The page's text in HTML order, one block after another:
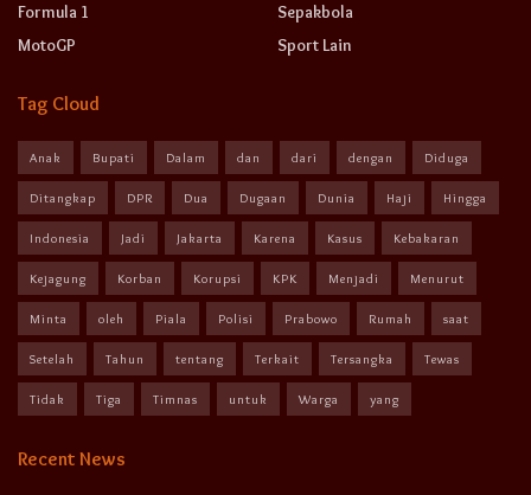
Formula 1
MotoGP
Sepakbola
Sport Lain
Tag Cloud
Anak Bupati Dalam dan dari dengan Diduga
Ditangkap DPR Dua Dugaan Dunia Haji Hingga
Indonesia Jadi Jakarta Karena Kasus Kebakaran
Kejagung Korban Korupsi KPK Menjadi Menurut
Minta oleh Piala Polisi Prabowo Rumah saat
Setelah Tahun tentang Terkait Tersangka Tewas
Tidak Tiga Timnas untuk Warga yang
Recent News